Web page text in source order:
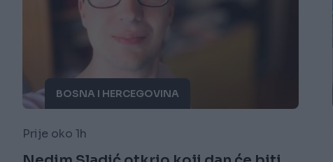
BOSNA I HERCEGOVINA
Prije oko 1h